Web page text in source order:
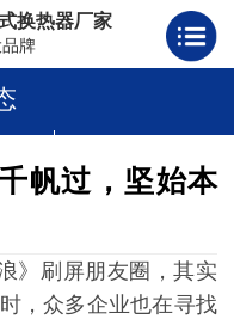
换热器厂家
牌
帆过，坚始本
》刷屏朋友圈，其实
，众多企业也在寻找